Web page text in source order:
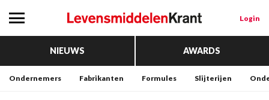
Login
NIEUWS AWARDS
Ondernemers Fabrikanten Formules Slijterijen